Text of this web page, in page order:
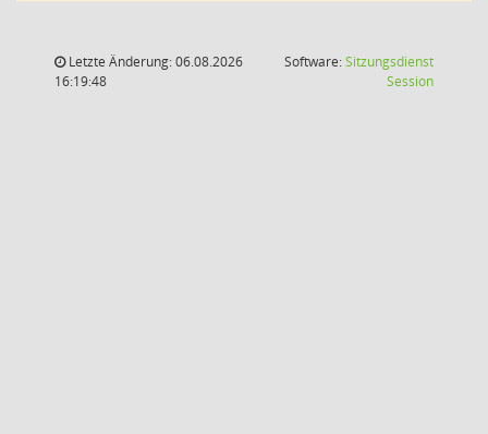
Letzte Änderung: 06.08.2026
16:19:48
Software:Sitzungsdienst
Session(Wird in